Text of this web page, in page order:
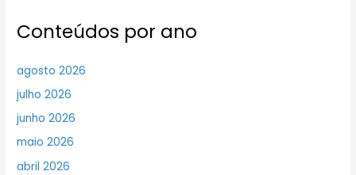
Conteúdos por ano
agosto 2026
julho 2026
junho 2026
maio 2026
abril 2026